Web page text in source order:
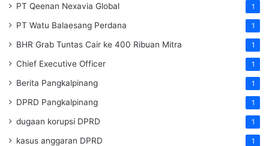
PT Qeenan Nexavia Global 1
PT Watu Balaesang Perdana 1
BHR Grab Tuntas Cair ke 400 Ribuan Mitra 1
Chief Executive Officer 1
Berita Pangkalpinang 1
DPRD Pangkalpinang 1
dugaan korupsi DPRD 1
kasus anggaran DPRD 1